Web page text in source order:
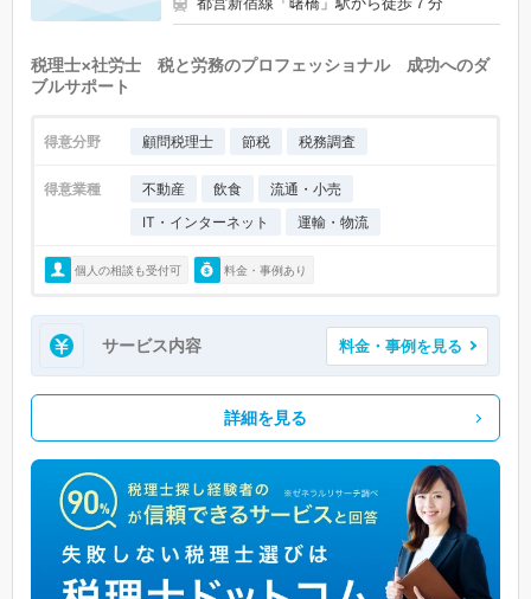
税理士×社労士 税と労務のプロフェッショナル 成功へのダ
ブルサポート
得意分野 顧問税理士 節税 税務調査
得意業種 不動産 飲食
流通・小売
IT・インターネット
運輸・物流
個人の相談も受付可 料金・事例あり
サービス内容 料金・事例を見る
詳細を見る